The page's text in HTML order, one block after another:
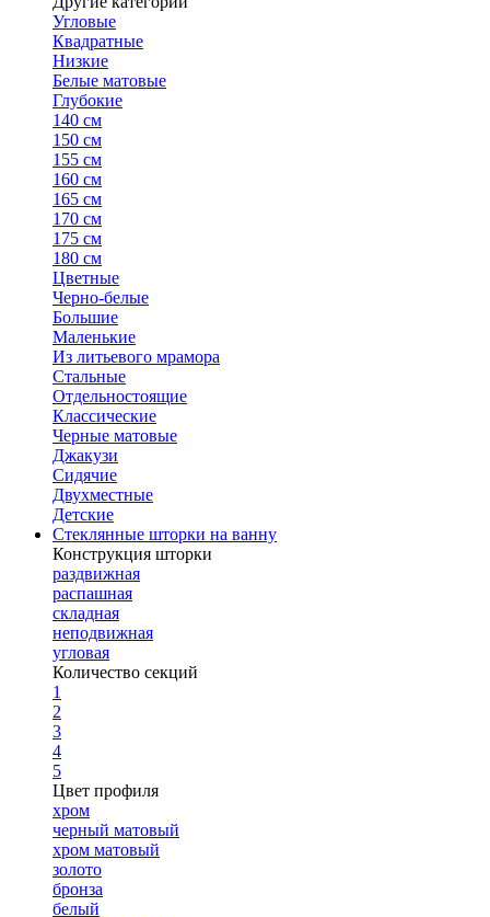
Угловые
Квадратные
Низкие
Белые матовые
Глубокие
140 см
150 см
155 см
160 см
165 см
170 см
175 см
180 см
Цветные
Черно-белые
Большие
Маленькие
Из литьевого мрамора
Стальные
Отдельностоящие
Классические
Черные матовые
Джакузи
Сидячие
Двухместные
Детские
Стеклянные шторки на ванну
Конструкция шторки
раздвижная
распашная
складная
неподвижная
угловая
Количество секций
1
2
3
4
5
Цвет профиля
хром
черный матовый
хром матовый
золото
бронза
белый